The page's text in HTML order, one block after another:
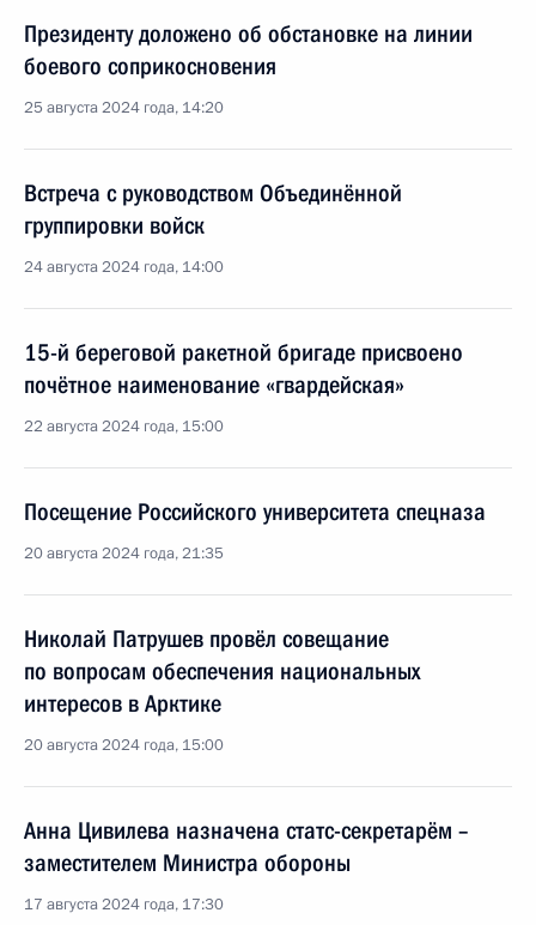
Президенту доложено об обстановке на линии
боевого соприкосновения
25 августа 2024 года, 14:20
Встреча с руководством Объединённой
группировки войск
24 августа 2024 года, 14:00
15-й береговой ракетной бригаде присвоено
почётное наименование «гвардейская»
22 августа 2024 года, 15:00
Посещение Российского университета спецназа
20 августа 2024 года, 21:35
Николай Патрушев провёл совещание
по вопросам обеспечения национальных
интересов в Арктике
20 августа 2024 года, 15:00
Анна Цивилева назначена статс-секретарём –
заместителем Министра обороны
17 августа 2024 года, 17:30